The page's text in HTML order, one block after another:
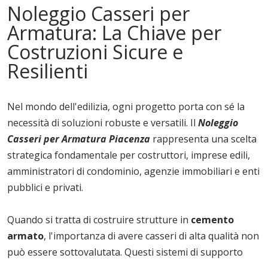
Noleggio Casseri per
Armatura: La Chiave per
Costruzioni Sicure e
Resilienti
Nel mondo dell'edilizia, ogni progetto porta con sé la
necessità di soluzioni robuste e versatili. Il Noleggio
Casseri per Armatura Piacenza rappresenta una scelta
strategica fondamentale per costruttori, imprese edili,
amministratori di condominio, agenzie immobiliari e enti
pubblici e privati.
Quando si tratta di costruire strutture in cemento
armato, l'importanza di avere casseri di alta qualità non
può essere sottovalutata. Questi sistemi di supporto